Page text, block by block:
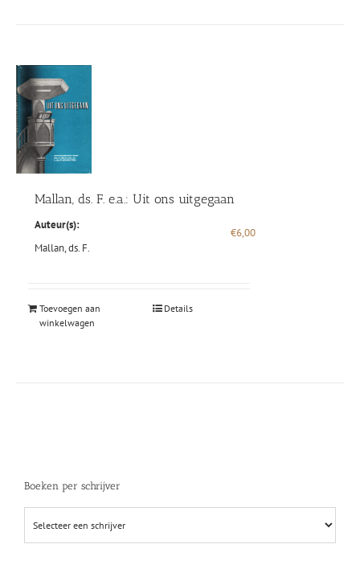
Mallan, ds. F. e.a.: Uit ons uitgegaan
Auteur(s):
Mallan, ds. F.
€6,00
Toevoegen aan
winkelwagen
Details
Boeken per schrijver